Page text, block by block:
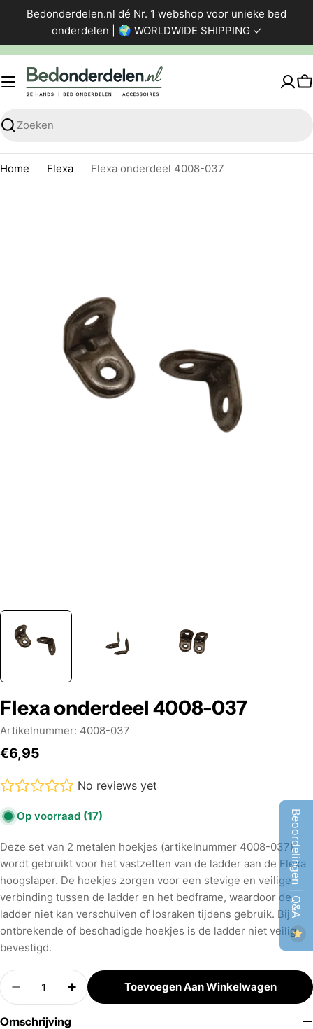
de
inhoud
Bedonderdelen.nl dé Nr. 1 webshop voor unieke bed
onderdelen | 🌍 WORLDWIDE SHIPPING ✓
Zoeken
Home Flexa
Flexa onderdeel 4008-037
0 zichtbaar in de afbeeldingen
Flexa onderdeel 4008-037
Artikelnummer: 4008-037
Normale
€6,95
No reviews yet
Op voorraad (17)
Deze set van 2 metalen hoekjes (artikelnummer 4008-037)
wordt gebruikt voor het vastzetten van de ladder aan de Flexa
hoogslaper. De hoekjes zorgen voor een stevige en veilige
verbinding tussen de ladder en het bedframe, waardoor de
ladder niet kan verschuiven of losraken tijdens gebruik. Bij
ontbrekende of beschadigde hoekjes is de ladder niet veilig
bevestigd.
Aantal
Hoeveelheid Verminderen Voor Flexa
Verhoog Aantal Voor Flexa Onderdeel
Toevoegen Aan Winkelwagen
Omschrijving
Beoordelingen | Q&A